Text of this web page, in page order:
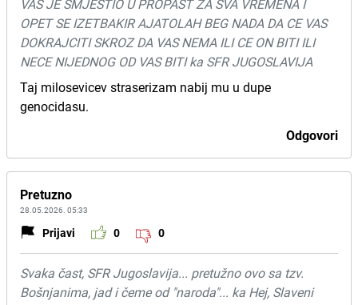
VAS JE SMJESTIO U PROPAST ZA SVA VREMENA I
OPET SE IZETBAKIR AJATOLAH BEG NADA DA CE VAS
DOKRAJCITI SKROZ DA VAS NEMA ILI CE ON BITI ILI
NECE NIJEDNOG OD VAS BITI ka SFR JUGOSLAVIJA
Taj milosevicev straserizam nabij mu u dupe
genocidasu.
Odgovori
Pretuzno
28.05.2026. 05:33
Prijavi 0 0
Svaka čast, SFR Jugoslavija... pretužno ovo sa tzv.
Bošnjanima, jad i čeme od "naroda"... ka Hej, Slaveni